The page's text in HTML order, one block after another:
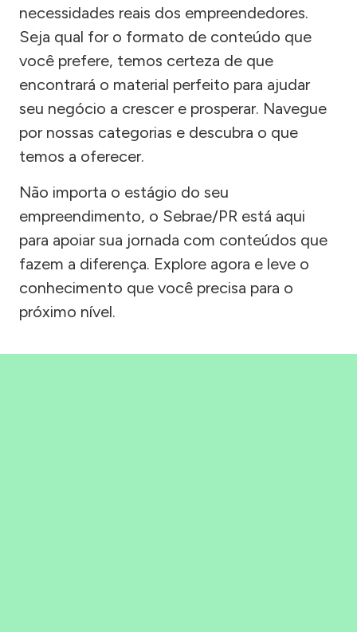
necessidades reais dos empreendedores.
Seja qual for o formato de conteúdo que
você prefere, temos certeza de que
encontrará o material perfeito para ajudar
seu negócio a crescer e prosperar. Navegue
por nossas categorias e descubra o que
temos a oferecer.
Não importa o estágio do seu
empreendimento, o Sebrae/PR está aqui
para apoiar sua jornada com conteúdos que
fazem a diferença. Explore agora e leve o
conhecimento que você precisa para o
próximo nível.